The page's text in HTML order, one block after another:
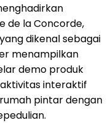
de la Concorde,
dikenal sebagai
menampilkan
demo produk
interaktif
pintar dengan